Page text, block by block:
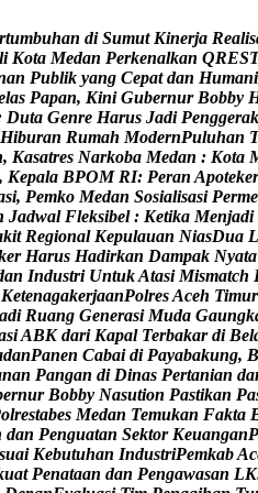
rtumbuhan di Sumut Kinerja Realis
li Kota Medan Perkenalkan QRES
an Publik yang Cepat dan Humani
las Papan, Kini Gubernur Bobby
Duta Genre Harus Jadi Penggerak
Hiburan Rumah ModernPuluhan T
, Kasatres Narkoba Medan : Kota
, Kepala BPOM RI: Peran Apoteker
si, Pemko Medan Sosialisasi Perme
Jadwal Fleksibel : Ketika Menjadi
kit Regional Kepulauan NiasDua L
er Harus Hadirkan Dampak Nyata
an Industri UntukAtasi Mismatch
KetenagakerjaanPolresAceh Timur
adi Ruang Generasi Muda Gaungk
siABK dari Kapal Terbakar di Bel
danPanen Cabai di Payabakung, B
nan Pangan di Dinas Pertanian da
ernur Bobby Nasution Pastikan Pa
olrestabes Medan Temukan Fakta
dan Penguatan Sektor KeuanganP
suai Kebutuhan IndustriPemkabAc
uat Penataan dan Pengawasan LK